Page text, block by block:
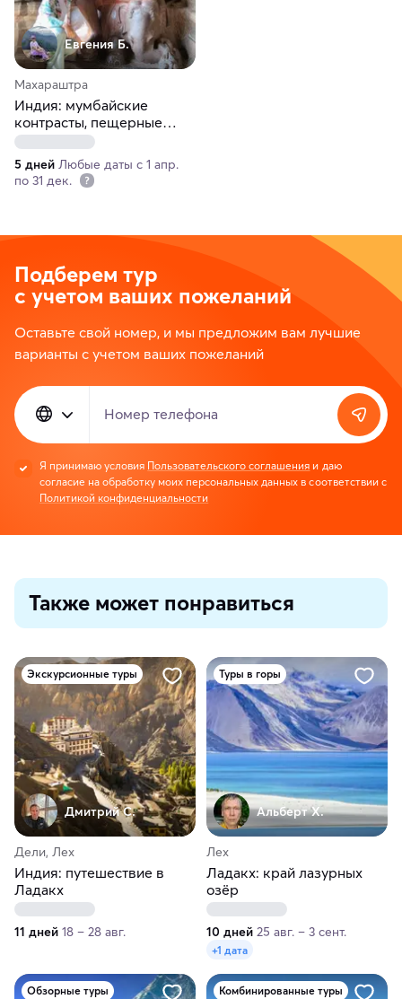
Евгения Б.
Махараштра
Индия: мумбайские
контрасты, пещерные
храмы Эллоры и Аджанты
5 дней Любые даты с 1 апр.
по 31 дек.
Подберем тур
с учетом ваших пожеланий
Оставьте свой номер, и мы предложим вам лучшие
варианты с учетом ваших пожеланий
Номер телефона
Я принимаю условия Пользовательского соглашения и даю
согласие на обработку моих персональных данных в соответствии с
Политикой конфиденциальности
Также может понравиться
Экскурсионные туры
Дмитрий С.
Дели, Лех
Индия: путешествие в
Ладакх
11 дней 18 – 28 авг.
Туры в горы
Альберт Х.
Лех
Ладакх: край лазурных
озёр
10 дней 25 авг. – 3 сент.
+1 дата
Обзорные туры Комбинированные туры